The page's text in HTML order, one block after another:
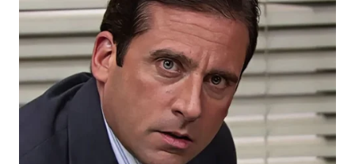
WAHANA
TV
WAHANANEWS
ID